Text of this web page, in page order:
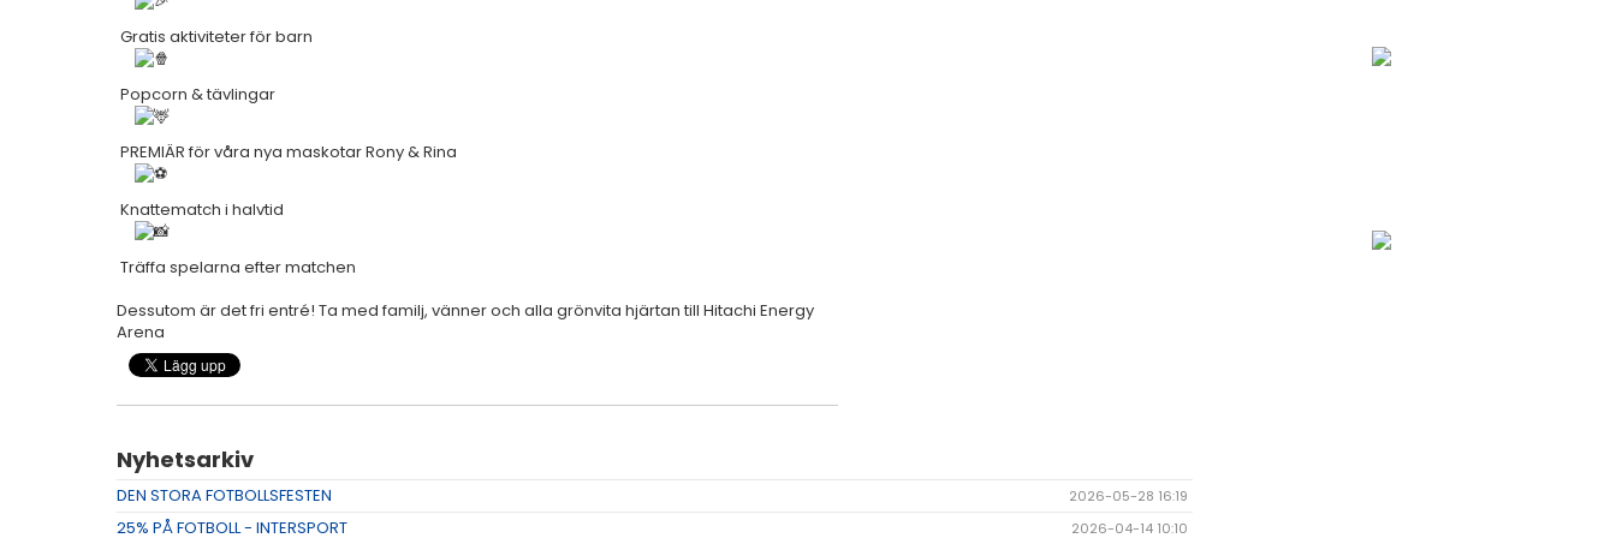
Gratis aktiviteter för barn
Popcorn & tävlingar
PREMIÄR för våra nya maskotar Rony & Rina
Knattematch i halvtid
Träffa spelarna efter matchen
Dessutom är det fri entré! Ta med familj, vänner och alla grönvita hjärtan till Hitachi Energy
Arena
Nyhetsarkiv
DEN STORA FOTBOLLSFESTEN 2026-05-28 16:19
25% PÅ FOTBOLL - INTERSPORT 2026-04-14 10:10